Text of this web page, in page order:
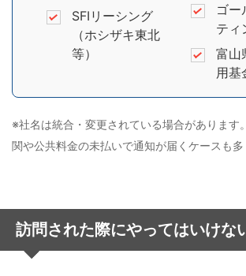
SFIリーシング
（ホシザキ東北
等）
ゴー
ティ
富山
用基
※社名は統合・変更されている場合があります
関や公共料金の未払いで通知が届くケースも多
訪問された際にやってはいけな